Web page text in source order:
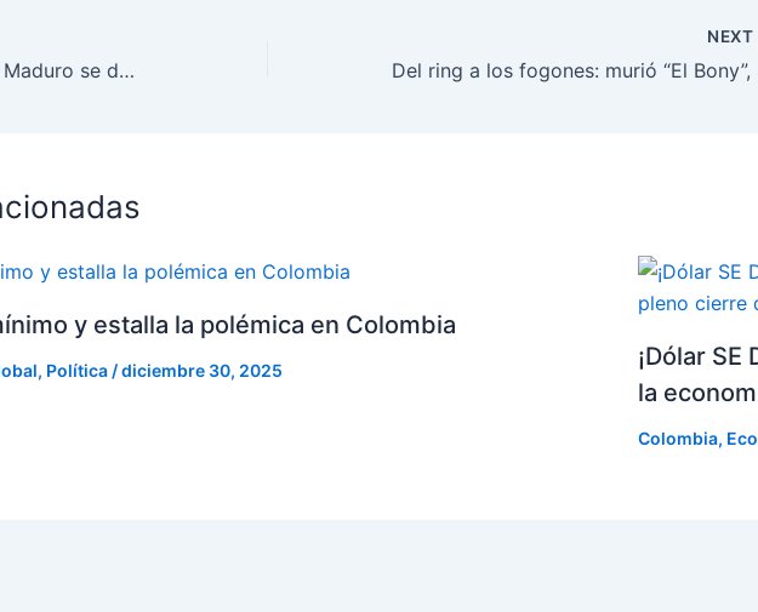
Arranca el juicio del siglo: Maduro se declara no culpable ante tribunal de EE.UU
NEXT
y estalla la polémica en Colombia
, Política /diciembre 30, 2025
¡Dólar
la
Colombia,